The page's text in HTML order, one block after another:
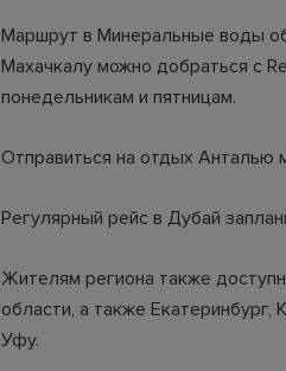
Маршрут в Минеральные воды
Махачкалу можно добраться с
понедельникам и пятницам.
Отправиться на отдых Анталью
Регулярный рейс в Дубай
Жителям региона также
области, а также Екатеринбург,
Уфу.